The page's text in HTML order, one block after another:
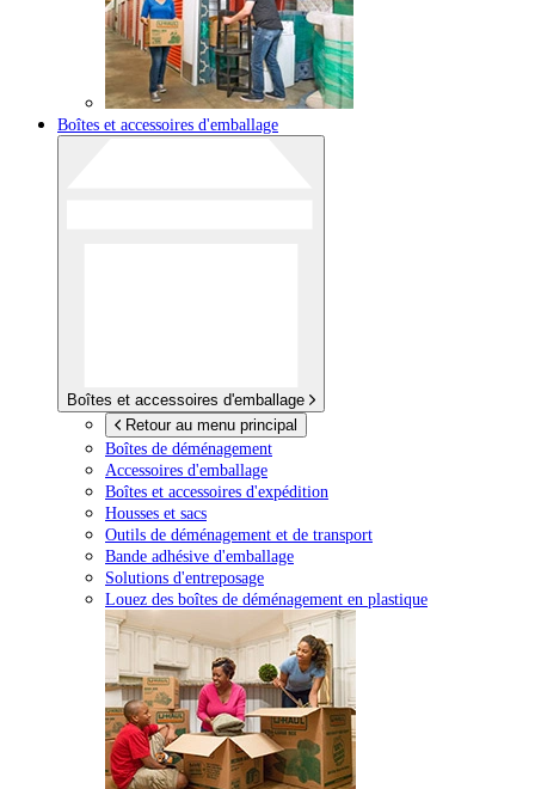
Boîtes et accessoires d'emballage
Boîtes et accessoires d'emballage
Retour au menu principal
Boîtes de déménagement
Accessoires d'emballage
Boîtes et accessoires d'expédition
Housses et sacs
Outils de déménagement et de transport
Bande adhésive d'emballage
Solutions d'entreposage
Louez des boîtes de déménagement en plastique